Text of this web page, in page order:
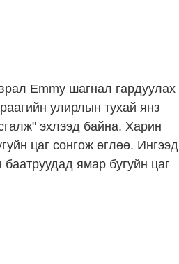
Emmy шагнал гардуулах
улирлын тухай янз
эхлээд байна. Харин
цаг сонгож өглөө. Ингээд
ямар бугуйн цаг